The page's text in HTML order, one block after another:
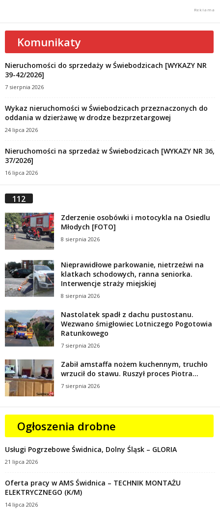
Komunikaty
Nieruchomości do sprzedaży w Świebodzicach [WYKAZY NR
39-42/2026]
7 sierpnia 2026
Wykaz nieruchomości w Świebodzicach przeznaczonych do
oddania w dzierżawę w drodze bezprzetargowej
24 lipca 2026
Nieruchomości na sprzedaż w Świebodzicach [WYKAZY NR 36,
37/2026]
16 lipca 2026
112
Zderzenie osobówki i motocykla na Osiedlu
Młodych [FOTO]
8 sierpnia 2026
Nieprawidłowe parkowanie, nietrzeźwi na
klatkach schodowych, ranna seniorka.
Interwencje straży miejskiej
8 sierpnia 2026
Nastolatek spadł z dachu pustostanu.
Wezwano śmigłowiec Lotniczego Pogotowia
Ratunkowego
7 sierpnia 2026
Zabił amstaffa nożem kuchennym, truchło
wrzucił do stawu. Ruszył proces Piotra...
7 sierpnia 2026
Ogłoszenia drobne
Usługi Pogrzebowe Świdnica, Dolny Śląsk – GLORIA
21 lipca 2026
Oferta pracy w AMS Świdnica – TECHNIK MONTAŻU
ELEKTRYCZNEGO (K/M)
14 lipca 2026